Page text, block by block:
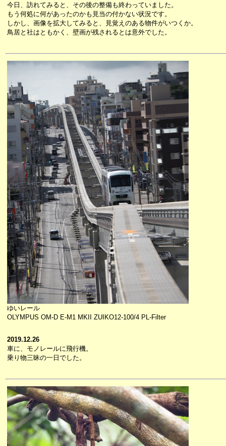
今日、訪れてみると、その後の整備も終わっていました。
もう何処に何があったのかも見当の付かない状況です。
しかし、画像を拡大してみると、見覚えのある物件がいつくか。
鳥居と社はともかく、壁画が残されるとは意外でした。
ゆいレール
OLYMPUS OM-D E-M1 MKII ZUIKO12-100/4 PL-Filter
2019.12.26
車に、モノレールに飛行機。
乗り物三昧の一日でした。